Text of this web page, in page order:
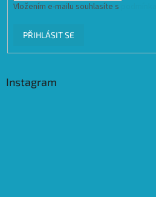
Vložením e-mailu souhlasíte s
PŘIHLÁSIT SE
Instagram